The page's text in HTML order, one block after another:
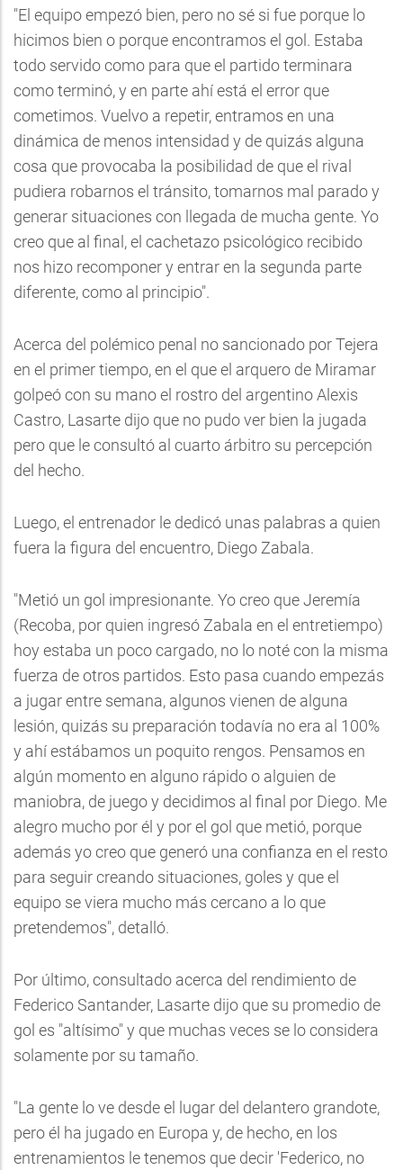
"El equipo empezó bien, pero no sé si fue porque lo
hicimos bien o porque encontramos el gol. Estaba
todo servido como para que el partido terminara
como terminó, y en parte ahí está el error que
cometimos. Vuelvo a repetir, entramos en una
dinámica de menos intensidad y de quizás alguna
cosa que provocaba la posibilidad de que el rival
pudiera robarnos el tránsito, tomarnos mal parado y
generar situaciones con llegada de mucha gente. Yo
creo que al final, el cachetazo psicológico recibido
nos hizo recomponer y entrar en la segunda parte
diferente, como al principio".
Acerca del polémico penal no sancionado por Tejera
en el primer tiempo, en el que el arquero de Miramar
golpeó con su mano el rostro del argentino Alexis
Castro, Lasarte dijo que no pudo ver bien la jugada
pero que le consultó al cuarto árbitro su percepción
del hecho.
Luego, el entrenador le dedicó unas palabras a quien
fuera la figura del encuentro, Diego Zabala.
"Metió un gol impresionante. Yo creo que Jeremía
(Recoba, por quien ingresó Zabala en el entretiempo)
hoy estaba un poco cargado, no lo noté con la misma
fuerza de otros partidos. Esto pasa cuando empezás
a jugar entre semana, algunos vienen de alguna
lesión, quizás su preparación todavía no era al 100%
y ahí estábamos un poquito rengos. Pensamos en
algún momento en alguno rápido o alguien de
maniobra, de juego y decidimos al final por Diego. Me
alegro mucho por él y por el gol que metió, porque
además yo creo que generó una confianza en el resto
para seguir creando situaciones, goles y que el
equipo se viera mucho más cercano a lo que
pretendemos", detalló.
Por último, consultado acerca del rendimiento de
Federico Santander, Lasarte dijo que su promedio de
gol es "altísimo" y que muchas veces se lo considera
solamente por su tamaño.
"La gente lo ve desde el lugar del delantero grandote,
pero él ha jugado en Europa y, de hecho, en los
entrenamientos le tenemos que decir 'Federico, no